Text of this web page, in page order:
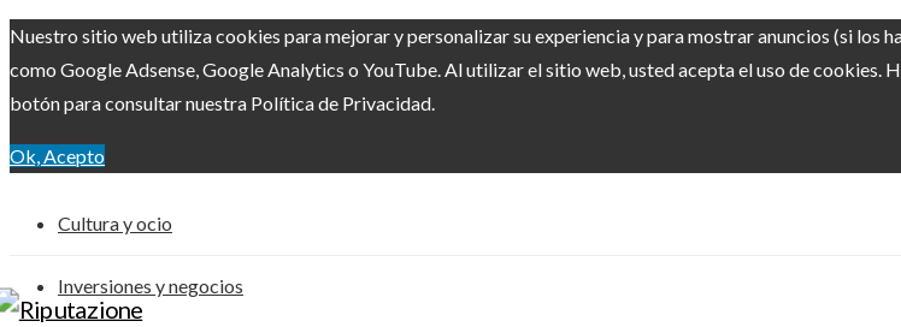
Nuestro sitio web utiliza cookies para mejorar y personalizar su experiencia y para mostrar anuncios (si los
como Google Adsense, Google Analytics o YouTube. Al utilizar el sitio web, usted acepta el uso de cookies.
botón para consultar nuestra Política de Privacidad.
Ok, Acepto
Cultura y ocio
Inversiones y negocios